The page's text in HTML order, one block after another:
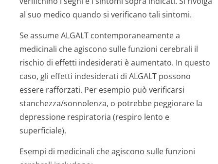
al suo medico quando si verificano tali sintomi.
Se assume ALGALT contemporaneamente a
medicinali che agiscono sulle funzioni cerebrali il
rischio di effetti indesiderati è aumentato. In questo
caso, gli effetti indesiderati di ALGALT possono
essere rafforzati. Per esempio può verificarsi
stanchezza/son­nolenza, o potrebbe peggiorare la
depressione respiratoria (respiro lento e
superficiale).
Esempi di medicinali che agiscono sulle funzioni